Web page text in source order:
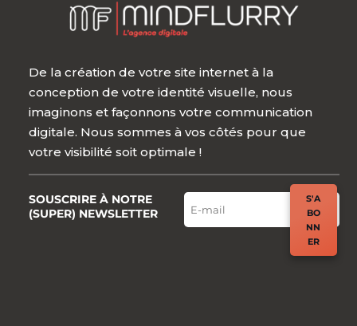
De la création de votre site internet à la
conception de votre identité visuelle, nous
imaginons et façonnons votre communication
digitale. Nous sommes à vos côtés pour que
votre visibilité soit optimale !
SOUSCRIRE À NOTRE
(SUPER) NEWSLETTER
S'A
BO
NN
ER